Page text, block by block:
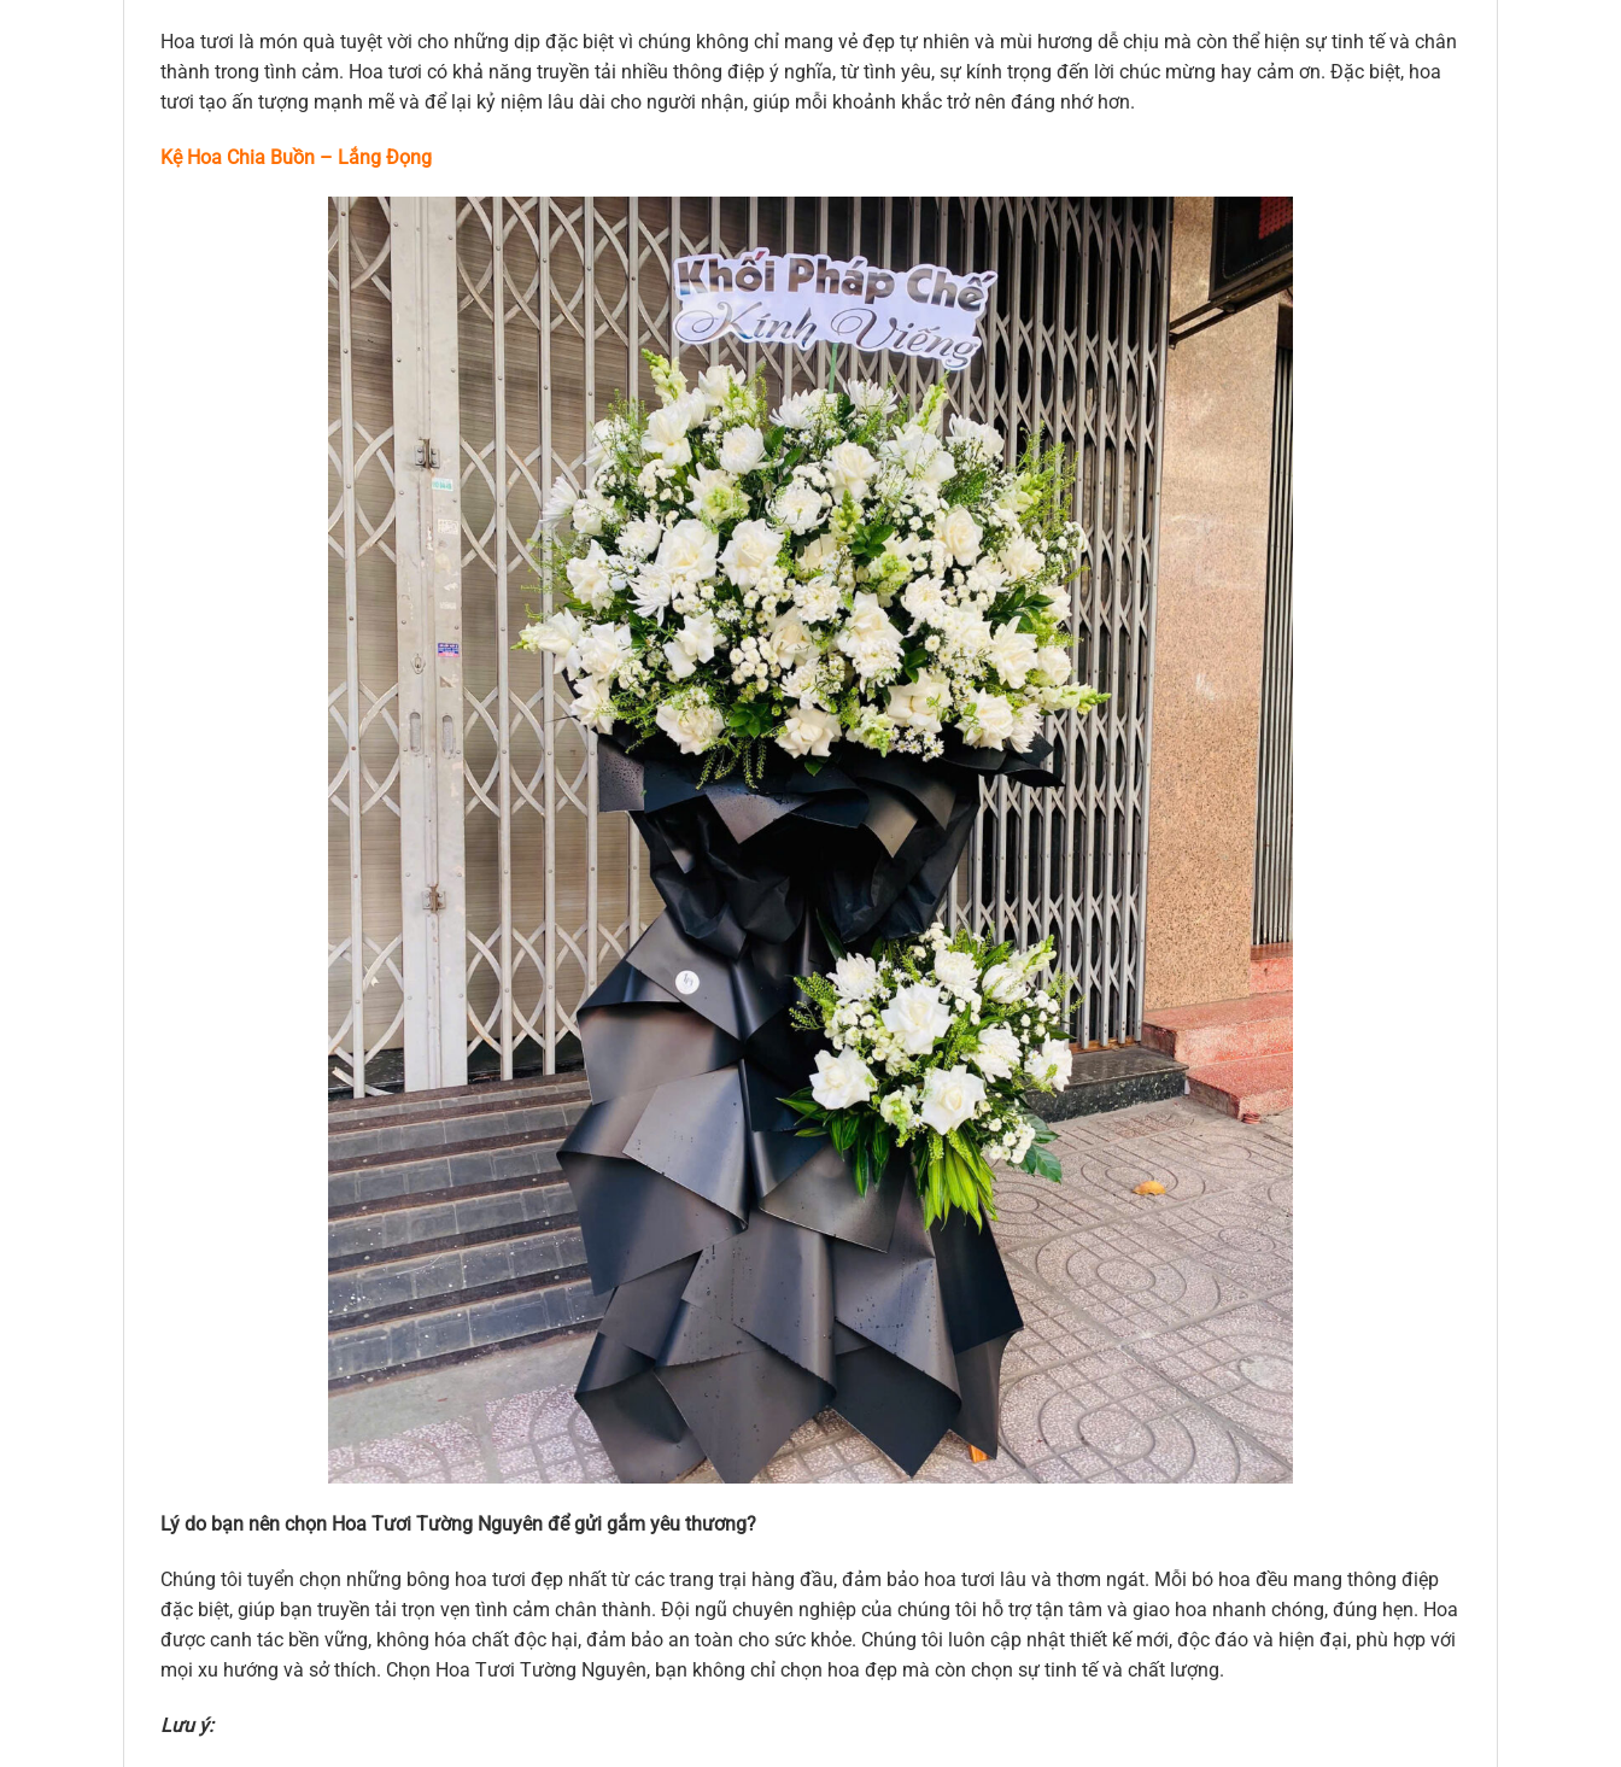
Hoa tươi là món quà tuyệt vời cho những dịp đặc biệt vì chúng không chỉ mang vẻ đẹp tự nhiên và mùi hương dễ chịu mà còn thể hiện sự tinh tế và chân
thành trong tình cảm. Hoa tươi có khả năng truyền tải nhiều thông điệp ý nghĩa, từ tình yêu, sự kính trọng đến lời chúc mừng hay cảm ơn. Đặc biệt, hoa
tươi tạo ấn tượng mạnh mẽ và để lại kỷ niệm lâu dài cho người nhận, giúp mỗi khoảnh khắc trở nên đáng nhớ hơn.
Kệ Hoa Chia Buồn – Lắng Đọng
Lý do bạn nên chọn Hoa Tươi Tường Nguyên để gửi gắm yêu thương?
Chúng tôi tuyển chọn những bông hoa tươi đẹp nhất từ các trang trại hàng đầu, đảm bảo hoa tươi lâu và thơm ngát. Mỗi bó hoa đều mang thông điệp
đặc biệt, giúp bạn truyền tải trọn vẹn tình cảm chân thành. Đội ngũ chuyên nghiệp của chúng tôi hỗ trợ tận tâm và giao hoa nhanh chóng, đúng hẹn. Hoa
được canh tác bền vững, không hóa chất độc hại, đảm bảo an toàn cho sức khỏe. Chúng tôi luôn cập nhật thiết kế mới, độc đáo và hiện đại, phù hợp với
mọi xu hướng và sở thích. Chọn Hoa Tươi Tường Nguyên, bạn không chỉ chọn hoa đẹp mà còn chọn sự tinh tế và chất lượng.
Lưu ý: